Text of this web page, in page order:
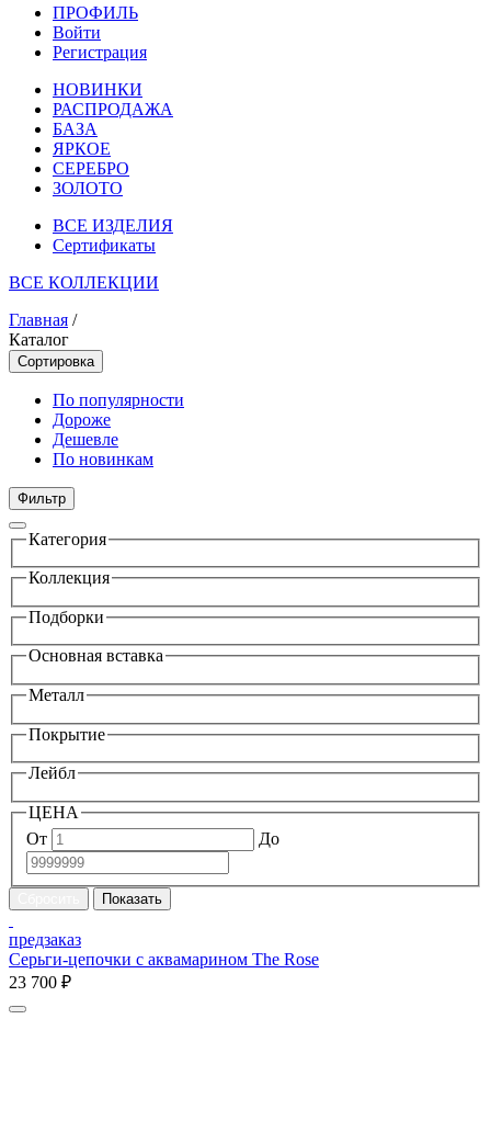
ПРОФИЛЬ
Войти
Регистрация
НОВИНКИ
РАСПРОДАЖА
БАЗА
ЯРКОЕ
СЕРЕБРО
ЗОЛОТО
ВСЕ ИЗДЕЛИЯ
Сертификаты
ВСЕ КОЛЛЕКЦИИ
Главная /
Каталог
Сортировка
По популярности
Дороже
Дешевле
По новинкам
Фильтр
Категория
Коллекция
Подборки
Основная вставка
Металл
Покрытие
Лейбл
ЦЕНА
От
До
предзаказ
Серьги-цепочки с аквамарином The Rose
23 700 ₽